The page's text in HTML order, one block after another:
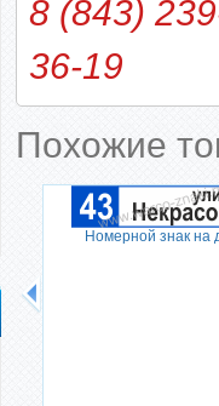
8 (843)
36-19
Похожие
Номерной знак на